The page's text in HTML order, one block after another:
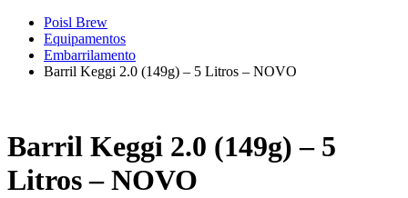
Poisl Brew
Equipamentos
Embarrilamento
Barril Keggi 2.0 (149g) – 5 Litros – NOVO
Barril Keggi 2.0 (149g) – 5
Litros – NOVO